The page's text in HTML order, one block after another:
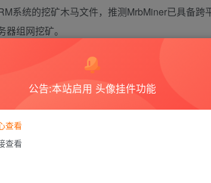
系统的挖矿木马文件，推测MrbMiner已具备跨
组网挖矿。
，否则，一切后果请用户自负。本站信息来自网络，版权
，请支持正版软件，购买注册，得到更好的正版服务。
内含的设计思想和原理，通过安装、显示、传输或者存储
究软件!
提供优资资源。
。如需体验更多乐趣，还请支持正版。
利益的，若有侵犯你的权益请:
站长会进行审查
公告:本站启用 头像挂件功能
查看
查看